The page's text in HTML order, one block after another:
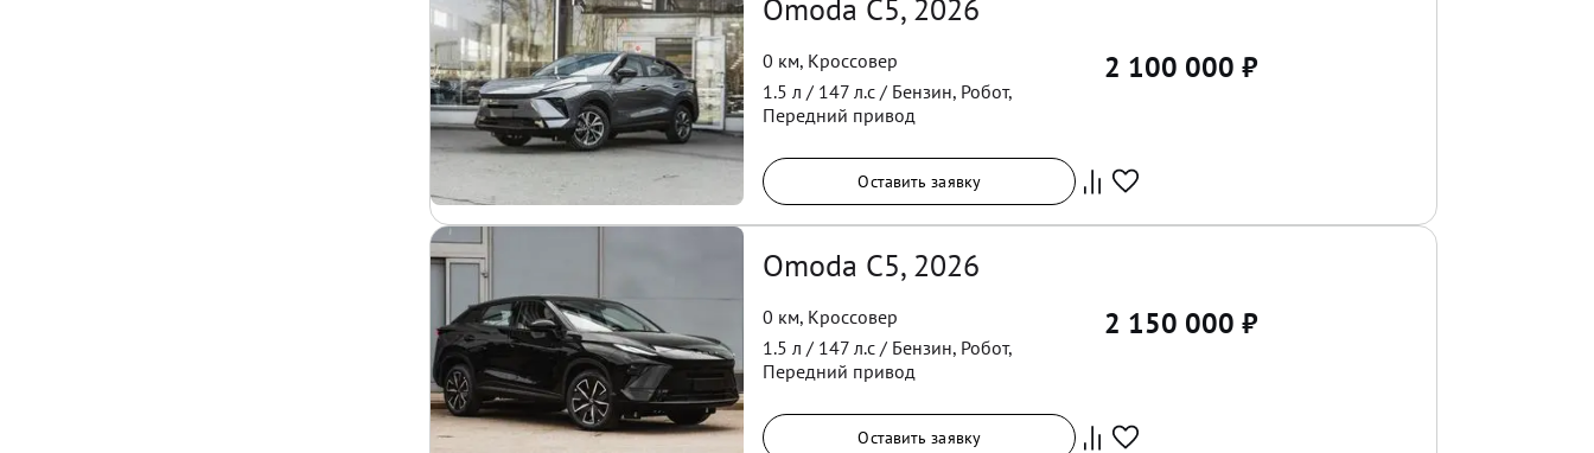
Omoda C5, 2026
0 км, Кроссовер
1.5 л / 147 л.с / Бензин, Робот,
Передний привод
2 100 000 ₽
Оставить заявку
Omoda C5, 2026
0 км, Кроссовер
1.5 л / 147 л.с / Бензин, Робот,
Передний привод
2 150 000 ₽
Оставить заявку